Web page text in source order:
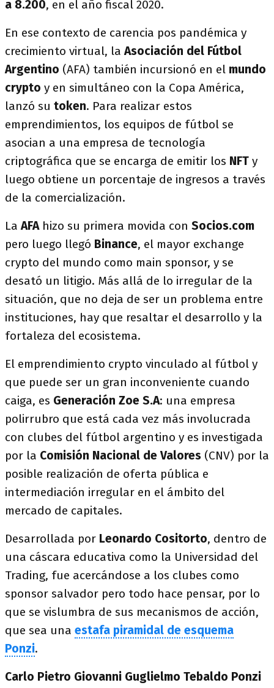
a 8.200, en el año fiscal 2020.
En ese contexto de carencia pos pandémica y
crecimiento virtual, la Asociación del Fútbol
Argentino (AFA) también incursionó en el mundo
crypto y en simultáneo con la Copa América,
lanzó su token. Para realizar estos
emprendimientos, los equipos de fútbol se
asocian a una empresa de tecnología
criptográfica que se encarga de emitir los NFT y
luego obtiene un porcentaje de ingresos a través
de la comercialización.
LaAFA hizo su primera movida con Socios.com
pero luego llegó Binance, el mayor exchange
crypto del mundo como main sponsor, y se
desató un litigio. Más allá de lo irregular de la
situación, que no deja de ser un problema entre
instituciones, hay que resaltar el desarrollo y la
fortaleza del ecosistema.
El emprendimiento crypto vinculado al fútbol y
que puede ser un gran inconveniente cuando
caiga, es Generación Zoe S.A: una empresa
polirrubro que está cada vez más involucrada
con clubes del fútbol argentino y es investigada
por la Comisión Nacional de Valores (CNV) por la
posible realización de oferta pública e
intermediación irregular en el ámbito del
mercado de capitales.
Desarrollada por Leonardo Cositorto, dentro de
una cáscara educativa como la Universidad del
Trading, fue acercándose a los clubes como
sponsor salvador pero todo hace pensar, por lo
que se vislumbra de sus mecanismos de acción,
que sea una estafa piramidal de esquema
Ponzi.
Carlo Pietro Giovanni Guglielmo Tebaldo Ponzi